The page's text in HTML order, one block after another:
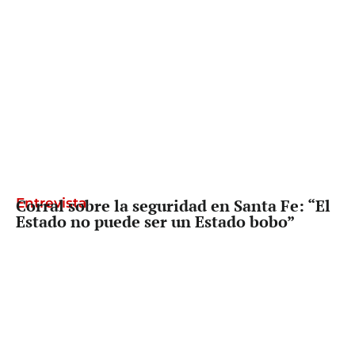
Entrevista
Corral sobre la seguridad en Santa Fe: “El
Estado no puede ser un Estado bobo”